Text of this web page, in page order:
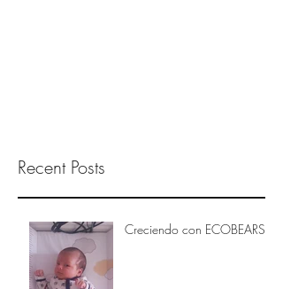
Recent Posts
Creciendo con ECOBEARS